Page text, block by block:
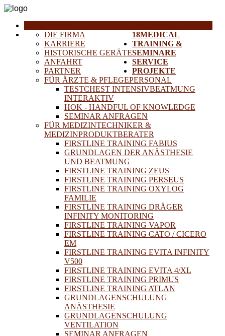
18MEDICAL
DIE FIRMA
KARRIERE
HISTORISCHE GERÄTE
ANFAHRT
PARTNER
TRAINING &
SEMINARE
FÜR ÄRZTE & PFLEGEPERSONAL
TESTCHEST INTENSIVBEATMUNG
INTERAKTIV
HOK - HANDFUL OF KNOWLEDGE
SEMINAR ANFRAGEN
FÜR MEDIZINTECHNIKER &
MEDIZINPRODUKTBERATER
FIRSTLINE TRAINING FABIUS
GRUNDLAGEN DER ANÄSTHESIE
UND BEATMUNG
FIRSTLINE TRAINING ZEUS
FIRSTLINE TRAINING PERSEUS
FIRSTLINE TRAINING OXYLOG
FAMILIE
FIRSTLINE TRAINING DRÄGER
INFINITY MONITORING
FIRSTLINE TRAINING VAPOR
FIRSTLINE TRAINING CATO / CICERO
EM
FIRSTLINE TRAINING EVITA INFINITY
V500
FIRSTLINE TRAINING EVITA 4/XL
FIRSTLINE TRAINING PRIMUS
FIRSTLINE TRAINING ATLAN
GRUNDLAGENSCHULUNG
ANÄSTHESIE
GRUNDLAGENSCHULUNG
VENTILATION
SEMINAR ANFRAGEN
SERVICE
PROJEKTE